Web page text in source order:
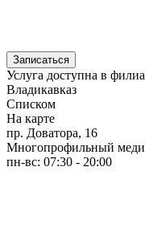
Записаться
Услуга доступна в
Владикавказ
Списком
На карте
пр. Доватора, 16
Многопрофильный
пн-вс: 07:30 - 20:00